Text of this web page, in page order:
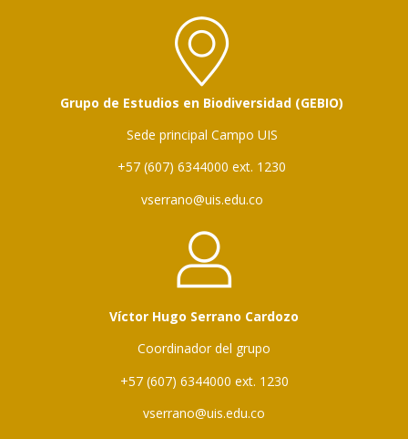
Grupo de Estudios en Biodiversidad (GEBIO)
Sede principal Campo UIS
+57 (607) 6344000 ext. 1230
vserrano@uis.edu.co
Víctor Hugo Serrano Cardozo
Coordinador del grupo
+57 (607) 6344000 ext. 1230
vserrano@uis.edu.co